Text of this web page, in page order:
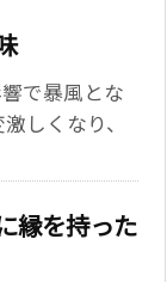
で暴風とな
しくなり、
縁を持った